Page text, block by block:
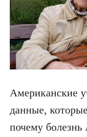
Американские
данные,
почему болезнь